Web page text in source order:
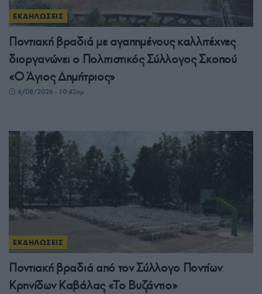
ΕΚΔΗΛΩΣΕΙΣ
Ποντιακή βραδιά με αγαπημένους καλλιτέχνες
διοργανώνει ο Πολιτιστικός Σύλλογος Σκοπού
«Ο Άγιος Δημήτριος»
6/08/2026 - 10:42πμ
ΕΚΔΗΛΩΣΕΙΣ
Ποντιακή βραδιά από τον Σύλλογο Ποντίων
Κρηνίδων Καβάλας «Το Βυζάντιο»